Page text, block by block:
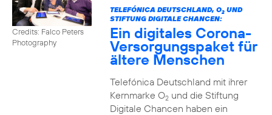
Credits: Falco Peters
Photography
TELEFÓNICA DEUTSCHLAND, O2UND
STIFTUNG DIGITALE CHANCEN:
Ein digitales Corona-
Versorgungspaket für
ältere Menschen
Telefónica Deutschland mit ihrer
Kernmarke O2und die Stiftung
Digitale Chancen haben ein